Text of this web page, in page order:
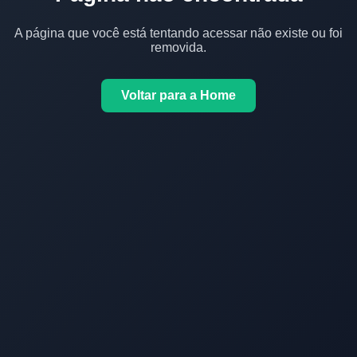
A página que você está tentando acessar não existe ou foi
removida.
Voltar para a Home